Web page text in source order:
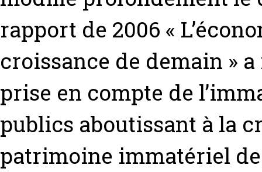
rapport de 2006 «
croissance de demain »
prise en compte de
publics aboutissant à la
patrimoine immatériel de